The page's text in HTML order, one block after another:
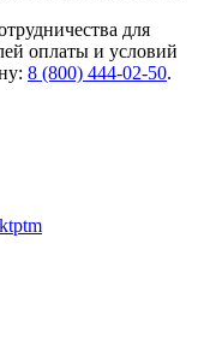
для
оплаты и условий
8 (800) 444‑02‑50.